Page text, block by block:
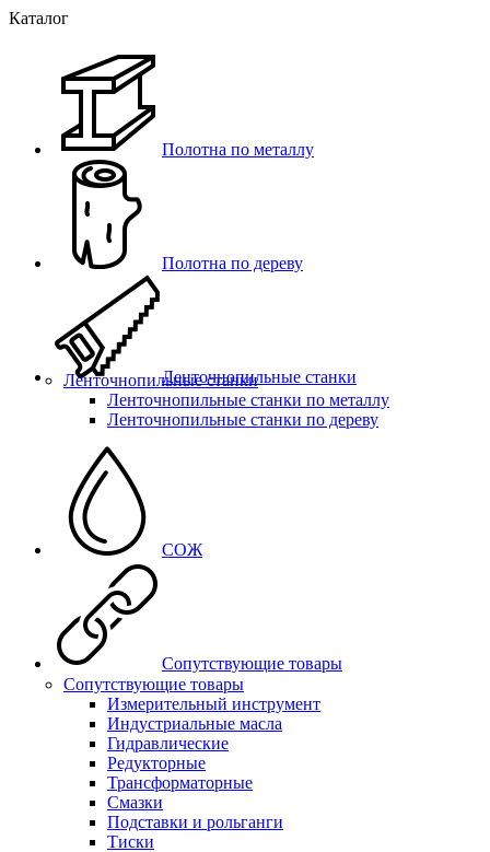
Каталог
Полотна по металлу
Полотна по дереву
Ленточнопильные станки
Ленточнопильные станки
Ленточнопильные станки по металлу
Ленточнопильные станки по дереву
СОЖ
Сопутствующие товары
Сопутствующие товары
Измерительный инструмент
Индустриальные масла
Гидравлические
Редукторные
Трансформаторные
Смазки
Подставки и рольганги
Тиски